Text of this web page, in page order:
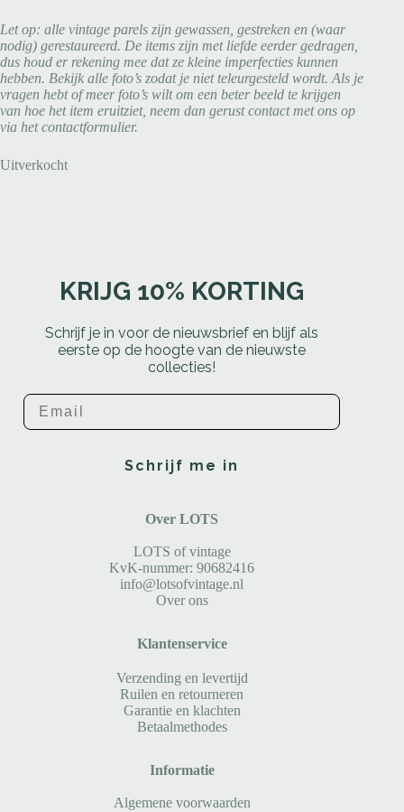
Let op: alle vintage parels zijn gewassen, gestreken en (waar
nodig) gerestaureerd. De items zijn met liefde eerder gedragen,
dus houd er rekening mee dat ze kleine imperfecties kunnen
hebben. Bekijk alle foto’s zodat je niet teleurgesteld wordt. Als je
vragen hebt of meer foto’s wilt om een beter beeld te krijgen
van hoe het item eruitziet, neem dan gerust contact met ons op
via het contactformulier.
Uitverkocht
KRIJG 10% KORTING
Schrijf je in voor de nieuwsbrief en blijf als
eerste op de hoogte van de nieuwste
collecties!
Email
Schrijf me in
Over LOTS
LOTS of vintage
KvK-nummer: 90682416
info@lotsofvintage.nl
Over ons
Klantenservice
Verzending en levertijd
Ruilen en retourneren
Garantie en klachten
Betaalmethodes
Informatie
Algemene voorwaarden